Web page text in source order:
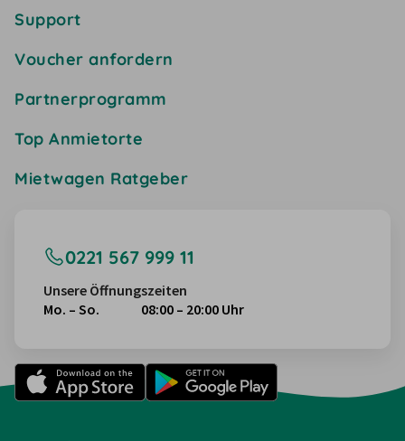
Support
Voucher anfordern
Partnerprogramm
Top Anmietorte
Mietwagen Ratgeber
0221 567 999 11
Unsere Öffnungszeiten
Mo. – So.
08:00 – 20:00 Uhr